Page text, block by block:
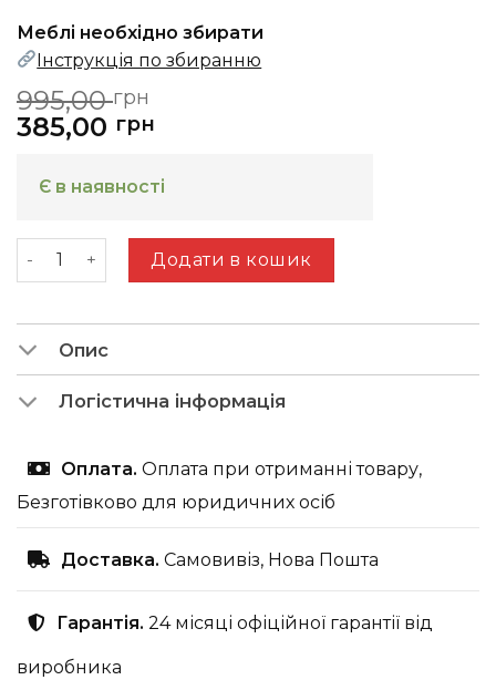
Меблі необхідно збирати
Інструкція по збиранню
995,00грн
Оригінальна
ціна:
грн.
385,00 грн
Поточна
ціна:
грн.
Є в наявності
Полка 1100 Camilla S кількість
Додати в кошик
Опис
Логістична інформація
Оплата. Оплата при отриманні товару,
Безготівково для юридичних осіб
Доставка. Самовивіз, Нова Пошта
Гарантія. 24 місяці офіційної гарантії від
виробника